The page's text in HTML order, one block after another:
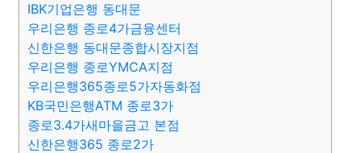
IBK기업은행 동대문
우리은행 종로4가금융센터
신한은행 동대문종합시장지점
우리은행 종로YMCA지점
우리은행365종로5가자동화점
KB국민은행ATM 종로3가
종로3.4가새마을금고 본점
신한은행365 종로2가